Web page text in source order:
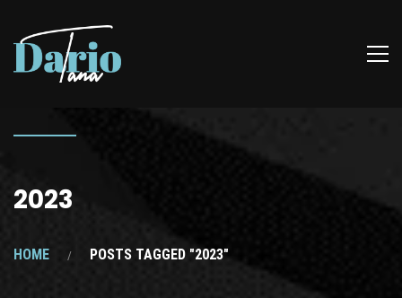
2023
HOME POSTS TAGGED "2023"